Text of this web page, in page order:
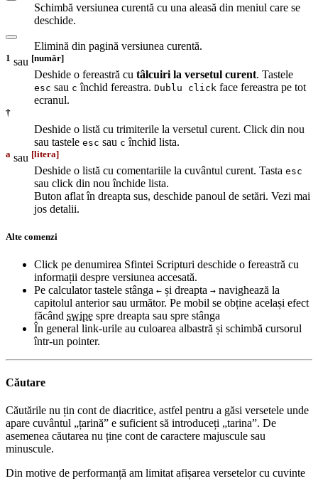
Schimbă versiunea curentă cu una aleasă din meniul care se
deschide.
Elimină din pagină versiunea curentă.
1 sau [număr]
Deshide o fereastră cu tâlcuiri la versetul curent. Tastele
esc sau c închid fereastra. Dublu click face fereastra pe tot
ecranul.
†
Deshide o listă cu trimiterile la versetul curent. Click din nou
sau tastele esc sau c închid lista.
a sau [litera]
Deshide o listă cu comentariile la cuvântul curent. Tasta esc
sau click din nou închide lista.
Buton aflat în dreapta sus, deschide panoul de setări. Vezi mai
jos detalii.
Alte comenzi
Click pe denumirea Sfintei Scripturi deschide o fereastră cu
informații despre versiunea accesată.
Pe calculator tastele stânga ← și dreapta → navighează la
capitolul anterior sau următor. Pe mobil se obține același efect
făcând swipe spre dreapta sau spre stânga
În general link-urile au culoarea albastră și schimbă cursorul
într-un pointer.
Căutare
Căutările nu țin cont de diacritice, astfel pentru a găsi versetele unde
apare cuvântul „țarină” e suficient să introduceți „tarina”. De
asemenea căutarea nu ține cont de caractere majuscule sau
minuscule.
Din motive de performanță am limitat afișarea versetelor cu cuvinte